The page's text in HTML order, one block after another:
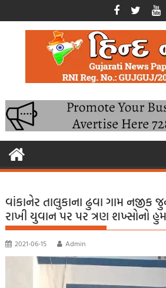
to
content
વાંકાનેર તાલુકાના ઢુવા ગામ નજીક
રાખી યુવાન પર પર ત્રણ શખ્સોનો
2021-06-15 Admin